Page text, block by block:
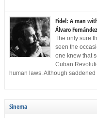
Fidel: A man
Álvaro Fernández
The only sure
seen the
one knew that
Cuban
human laws. Although
Sinema